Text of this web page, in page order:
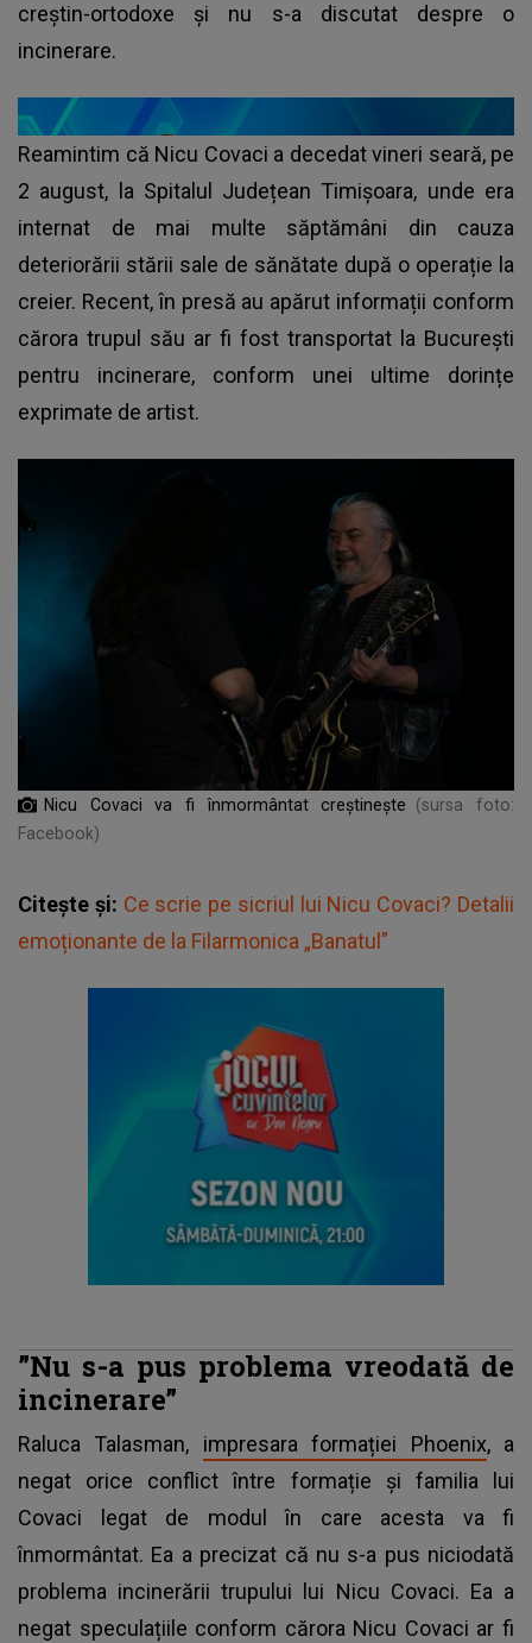
creștin-ortodoxe și nu s-a discutat despre o
incinerare.
Reamintim că Nicu Covaci a decedat vineri seară, pe
2 august, la Spitalul Județean Timișoara, unde era
internat de mai multe săptămâni din cauza
deteriorării stării sale de sănătate după o operație la
creier. Recent, în presă au apărut informații conform
cărora trupul său ar fi fost transportat la București
pentru incinerare, conform unei ultime dorințe
exprimate de artist.
Nicu Covaci va fi înmormântat creștinește
(sursa foto:
Facebook)
Citește și: Ce scrie pe sicriul lui Nicu Covaci? Detalii
emoționante de la Filarmonica „Banatul”
”Nu s-a pus problema vreodată de
incinerare”
Raluca Talasman, impresara formației Phoenix, a
negat orice conflict între formație și familia lui
Covaci legat de modul în care acesta va fi
înmormântat. Ea a precizat că nu s-a pus niciodată
problema incinerării trupului lui Nicu Covaci. Ea a
negat speculațiile conform cărora Nicu Covaci ar fi